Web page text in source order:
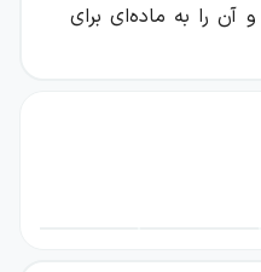
آن را به ماده‌ای برای
اما آتش‌سوزی
می‌کند، خانواده را
و زندگی در خانه